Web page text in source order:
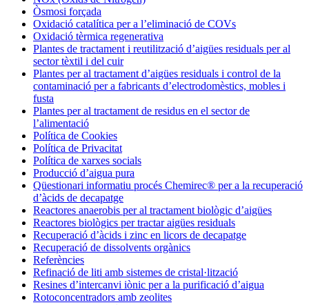
Òsmosi forçada
Oxidació catalítica per a l’eliminació de COVs
Oxidació tèrmica regenerativa
Plantes de tractament i reutilització d’aigües residuals per al
sector tèxtil i del cuir
Plantes per al tractament d’aigües residuals i control de la
contaminació per a fabricants d’electrodomèstics, mobles i
fusta
Plantes per al tractament de residus en el sector de
l’alimentació
Política de Cookies
Política de Privacitat
Política de xarxes socials
Producció d’aigua pura
Qüestionari informatiu procés Chemirec® per a la recuperació
d’àcids de decapatge
Reactores anaerobis per al tractament biològic d’aigües
Reactores biològics per tractar aigües residuals
Recuperació d’àcids i zinc en licors de decapatge
Recuperació de dissolvents orgànics
Referències
Refinació de liti amb sistemes de cristal·lització
Resines d’intercanvi iònic per a la purificació d’aigua
Rotoconcentradors amb zeolites